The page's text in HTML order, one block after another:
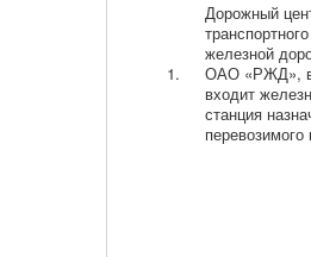
1.
Дорожный
железной
ОАО «РЖД», в
входит
станция
перевозимого